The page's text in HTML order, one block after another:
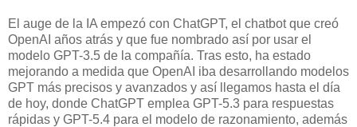
El auge de la IA empezó con ChatGPT, el chatbot que creó
OpenAI años atrás y que fue nombrado así por usar el
modelo GPT-3.5 de la compañía. Tras esto, ha estado
mejorando a medida que OpenAI iba desarrollando modelos
GPT más precisos y avanzados y así llegamos hasta el día
de hoy, donde ChatGPT emplea GPT-5.3 para respuestas
rápidas y GPT-5.4 para el modelo de razonamiento, además